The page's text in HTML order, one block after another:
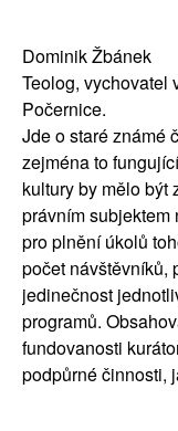
Dominik Žbánek
Teolog, vychovatel
Počernice.
Jde o staré známé
zejména to
kultury by mělo být
právním
pro plnění úkolů
počet návštěvníků,
jedinečnost
programů.
fundovanosti
podpůrné činnosti,